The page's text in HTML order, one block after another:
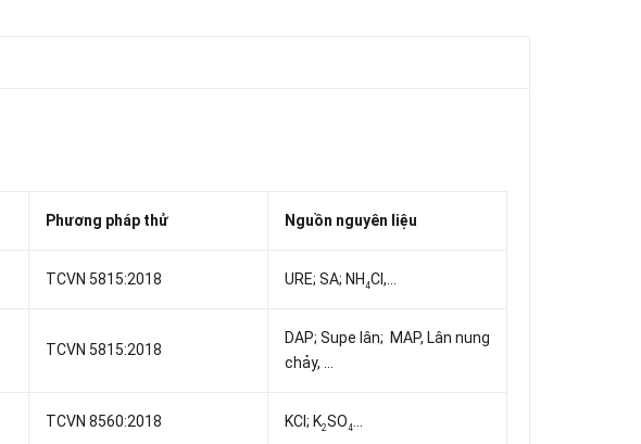
Phương pháp thử Nguồn nguyên liệu
TCVN 5815:2018 URE; SA; NH 4Cl,...
TCVN 5815:2018
DAP; Supe lân; MAP, Lân nung
chảy, ...
TCVN 8560:2018 KCl; K2SO4